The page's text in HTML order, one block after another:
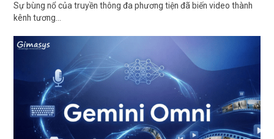
Sự bùng nổ của truyền thông đa phương tiện đã biến video thành
kênh tương…